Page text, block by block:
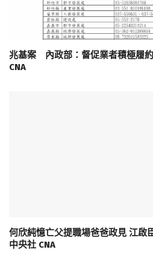
兆基案 內政部：督促業者積極履
CNA
何欣純憶亡父提職場爸爸政見 江啟
中央社 CNA